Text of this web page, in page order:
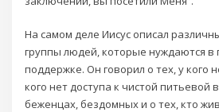
На самом деле Иисус описал
группы людей, которые нуждаются
поддержке. Он говорил о тех, у кого
кого нет доступа к чистой питьевой
беженцах, бездомных и о тех, кто